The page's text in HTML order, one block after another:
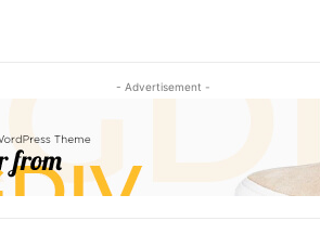
- Advertisement -